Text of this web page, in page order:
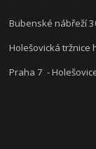
Bubenské nábřeží
Holešovická tržnice
Praha 7 -